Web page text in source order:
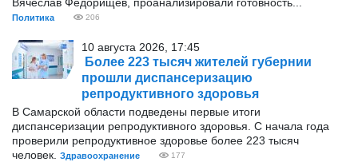
Политика 206
10 августа 2026, 17:45
Более 223 тысяч жителей губернии
прошли диспансеризацию
репродуктивного здоровья
В Самарской области подведены первые итоги
диспансеризации репродуктивного здоровья. С начала года
проверили репродуктивное здоровье более 223 тысяч
человек.
Здравоохранение 177